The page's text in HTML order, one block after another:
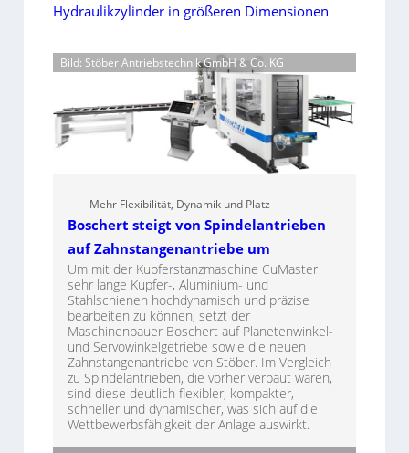
Hydraulikzylinder in größeren Dimensionen
Bild: Stöber Antriebstechnik GmbH & Co. KG
Mehr Flexibilität, Dynamik und Platz
Boschert steigt von Spindelantrieben
auf Zahnstangenantriebe um
Um mit der Kupferstanzmaschine CuMaster
sehr lange Kupfer-, Aluminium- und
Stahlschienen hochdynamisch und präzise
bearbeiten zu können, setzt der
Maschinenbauer Boschert auf Planetenwinkel-
und Servowinkelgetriebe sowie die neuen
Zahnstangenantriebe von Stöber. Im Vergleich
zu Spindelantrieben, die vorher verbaut waren,
sind diese deutlich flexibler, kompakter,
schneller und dynamischer, was sich auf die
Wettbewerbsfähigkeit der Anlage auswirkt.